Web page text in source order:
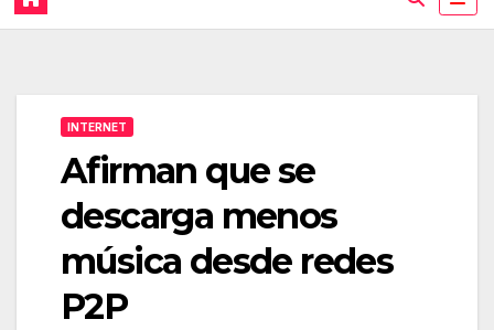
INTERNET
Afirman que se
descarga menos
música desde redes
P2P